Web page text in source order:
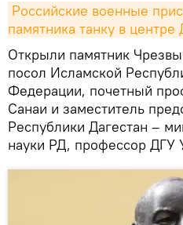
Российские военные
памятника танку в
Открыли памятник
посол Исламской
Федерации, почетный
Санаи и заместитель
Республики Дагестан –
науки РД, профессор ДГУ